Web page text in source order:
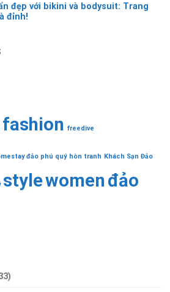
đẹp với bikini và bodysuit: Trang
đỉnh!
fashion freedive
đảo phú quý hòn tranh Khách Sạn Đảo
stylewomenđảo